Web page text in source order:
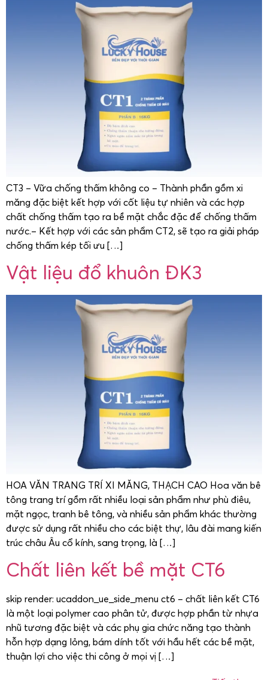
CT3 – Vữa chống thấm không co – Thành phần gồm xi
măng đặc biệt kết hợp với cốt liệu tự nhiên và các hợp
chất chống thấm tạo ra bề mặt chắc đặc để chống thấm
nước.– Kết hợp với các sản phẩm CT2, sẽ tạo ra giải pháp
chống thấm kép tối ưu […]
Vật liệu đổ khuôn ĐK3
HOA VĂN TRANG TRÍ XI MĂNG, THẠCH CAO Hoa văn bê
tông trang trí gồm rất nhiều loại sản phẩm như phù điêu,
mặt ngọc, tranh bê tông, và nhiều sản phẩm khác thường
được sử dụng rất nhiều cho các biệt thự, lâu đài mang kiến
trúc châu Âu cổ kính, sang trọng, là […]
Chất liên kết bề mặt CT6
skip render: ucaddon_ue_side_menu ct6 – chất liên kết CT6
là một loại polymer cao phân tử, được hợp phần từ nhựa
nhũ tương đặc biệt và các phụ gia chức năng tạo thành
hỗn hợp dạng lỏng, bám dính tốt với hầu hết các bề mặt,
thuận lợi cho việc thi công ở mọi vị […]